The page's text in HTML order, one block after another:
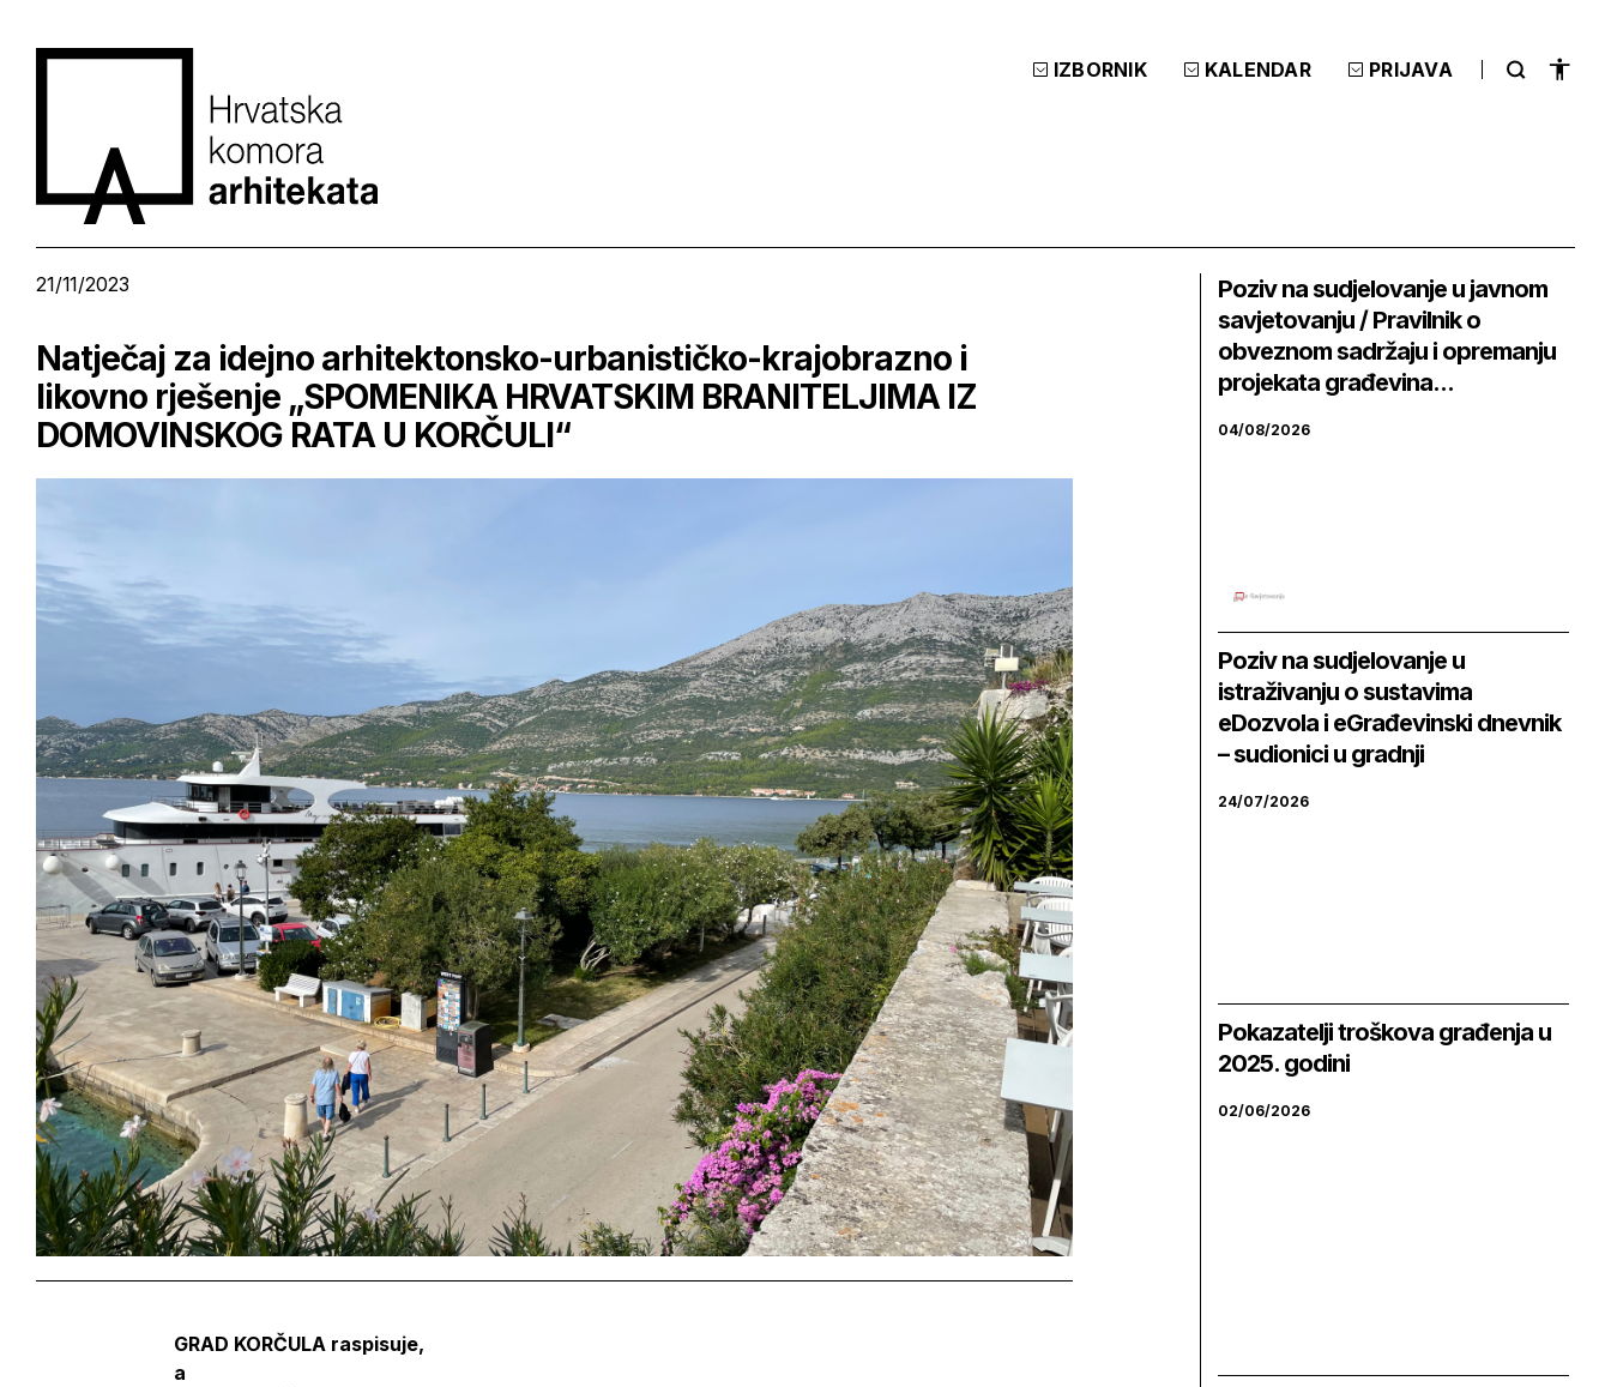
IZBORNIK KALENDAR PRIJAVA
21/11/2023
Natječaj za idejno arhitektonsko-urbanističko-krajobrazno i
likovno rješenje „SPOMENIKA HRVATSKIM BRANITELJIMA IZ
DOMOVINSKOG RATA U KORČULI“
GRAD KORČULA raspisuje,
a
Poziv na sudjelovanje u javnom
savjetovanju / Pravilnik o
obveznom sadržaju i opremanju
projekata građevina...
04/08/2026
Poziv na sudjelovanje u
istraživanju o sustavima
eDozvola i eGrađevinski dnevnik
– sudionici u gradnji
24/07/2026
Pokazatelji troškova građenja u
2025. godini
02/06/2026